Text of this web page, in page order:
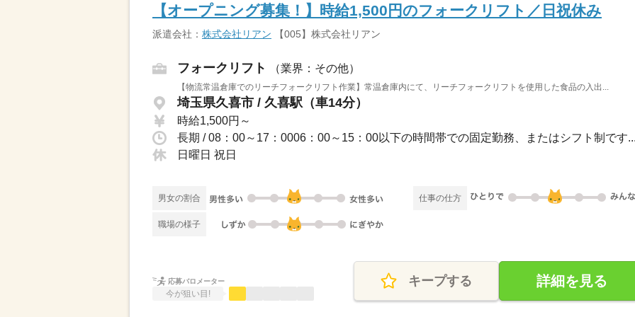
【オープニング募集！】時給1,500円のフォークリフト／日祝休み
派遣会社： 株式会社リアン 【005】株式会社リアン
フォークリフト （業界：その他）
【物流常温倉庫でのリーチフォークリフト作業】常温倉庫内にて、リーチフォークリフトを使用した食品の入出...
埼玉県久喜市 / 久喜駅（車14分）
時給1,500円～
長期 / 08：00～17：0006：00～15：00以下の時間帯での固定勤務、またはシフト制です
日曜日 祝日
男女の割合 仕事の仕方
職場の様子
応募バロメーター
今が狙い目!
キープする 詳細を見る